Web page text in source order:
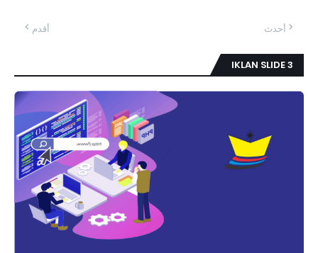
أحدث أقدم
IKLAN SLIDE 3